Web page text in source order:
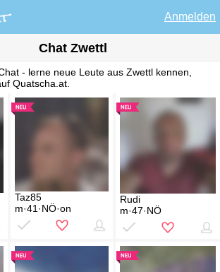
Anmelden
Chat Zwettl
- lerne neue Leute aus Zwettl kennen,
Quatscha.at.
Taz85
m·41·NÖ·on
Rudi
m·47·NÖ